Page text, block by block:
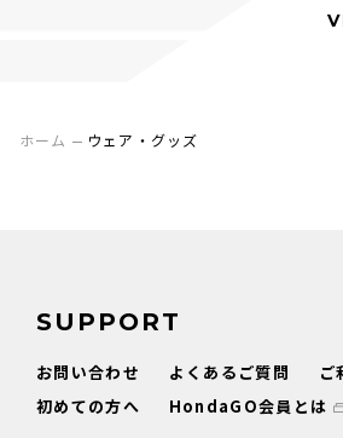
ホーム ウェア・グッズ
SUPPORT
お問い合わせ よくあるご質問
ご
初めての方へ
HondaGO会員とは